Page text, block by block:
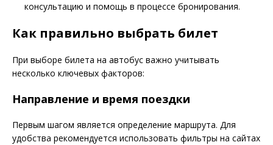
консультацию и помощь в процессе бронирования.
Как правильно выбрать билет
При выборе билета на автобус важно учитывать
несколько ключевых факторов:
Направление и время поездки
Первым шагом является определение маршрута. Для
удобства рекомендуется использовать фильтры на сайтах